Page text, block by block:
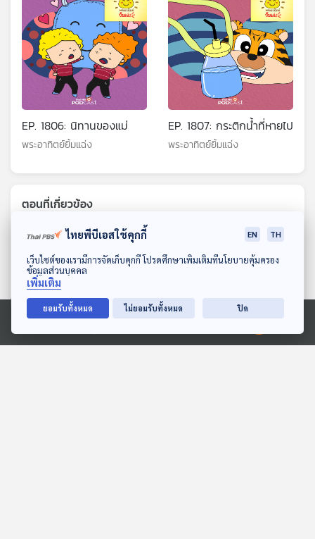
ดาวน์โหลด Thai PBS Podcast Application
Ⓒ 2020 องค์การกระจายเสียงและแพร่ภาพสาธารณะแห่งประเทศไทย
EP. 1806: นิทานของแม่
พระอาทิตย์ยิ้มแฉ่ง
EP. 1807: กระติกน้ำที่หายไป
พระอาทิตย์ยิ้มแฉ่ง
ตอนที่เกี่ยวข้อง
ไทยพีบีเอสใช้คุกกี้ EN TH
เว็บไซต์ของเรามีการจัดเก็บคุกกี้ โปรดศึกษาเพิ่มเติมที่นโยบายคุ้มครอง
ข้อมูลส่วนบุคคล
เพิ่มเติม
ยอมรับทั้งหมด ไม่ยอมรับทั้งหมด ปิด